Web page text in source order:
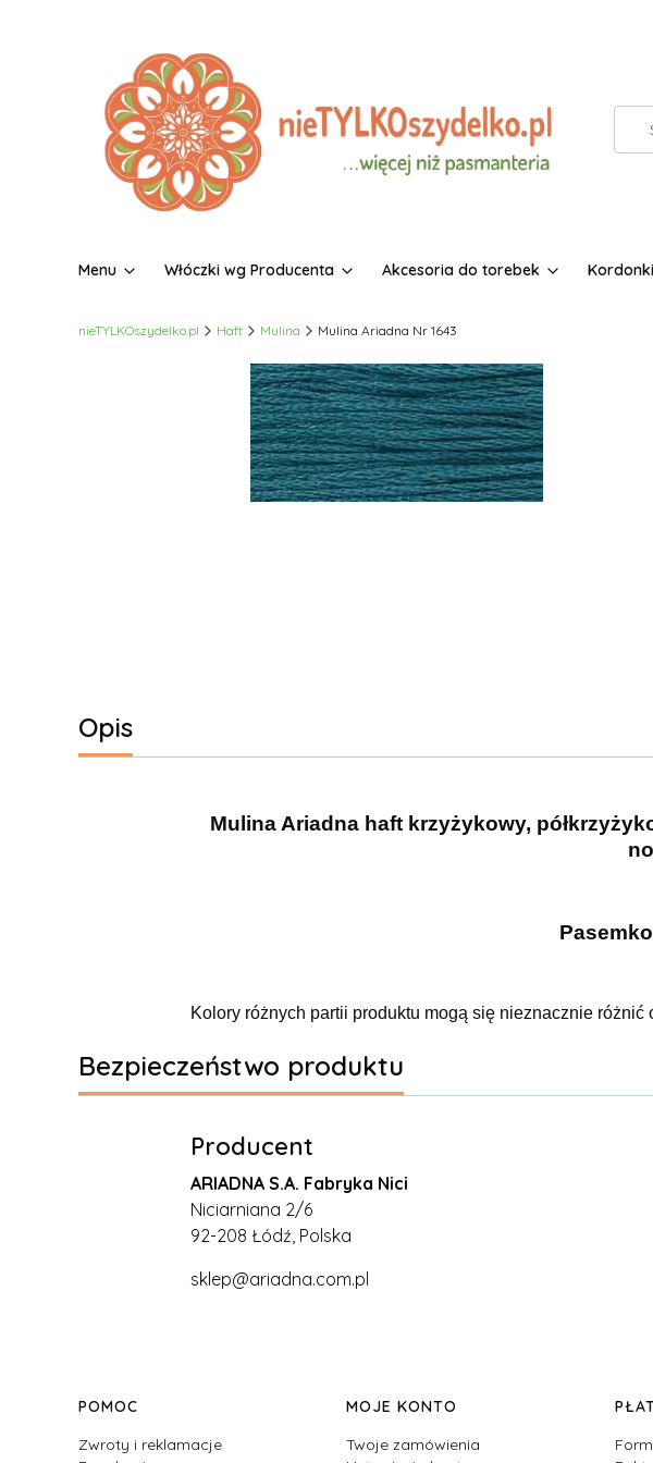
Menu Włóczki wg Producenta Akcesoria do torebek Kordonki
nieTYLKOszydelko.pl Haft Mulina Mulina Ariadna Nr 1643
Opis
Mulina Ariadna haft krzyżykowy,
Kolory różnych partii produktu mogą się nieznacznie
Bezpieczeństwo produktu
Producent
ARIADNA S.A. Fabryka Nici
Niciarniana 2/6
92-208 Łódź, Polska
sklep@ariadna.com.pl
Linki w stopce
POMOC
Zwroty i reklamacje
MOJE KONTO
Twoje zamówienia